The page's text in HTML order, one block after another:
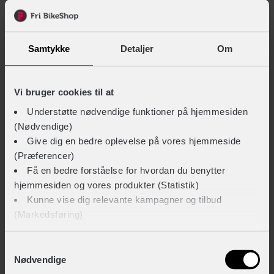
Samtykke Detaljer Om
Vi bruger cookies til at
Understøtte nødvendige funktioner på hjemmesiden
(Nødvendige)
Give dig en bedre oplevelse på vores hjemmeside
(Præferencer)
Få en bedre forståelse for hvordan du benytter
hjemmesiden og vores produkter (Statistik)
Kunne vise dig relevante kampagner og tilbud
(Markedsføring)
cookies til alle disse formål. Du kan også bruge
Nødvendige
BESKRIVELSE AF SCOTT ASPECT 770
Sporty mountainbike fra SCOTT
SCOTT Aspect 770 er en street mountainbike til dig, der
gerne vil have en MTB med godt vejgreb og sjove
køreegenskaber. De brede dæk på de 27,5" store hjul
og det lette alu stel, gør cyklen agil og sjov på flere
forskellige slags underlag
Med 21 gear fra Shimano Tourney og en komfortabel